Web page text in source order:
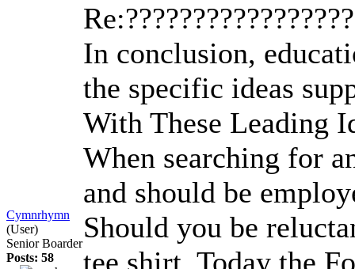
Cymnrhymn
(User)
Senior Boarder
Posts: 58
In conclusion,
the specific ideas
With These Leading
When searching for
and should be
Should you be
tee shirt. Today the